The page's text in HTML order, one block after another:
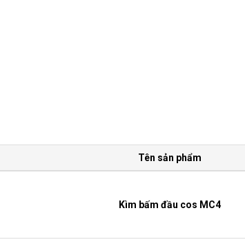
Tên sản phẩm
Kìm bấm đầu cos MC4